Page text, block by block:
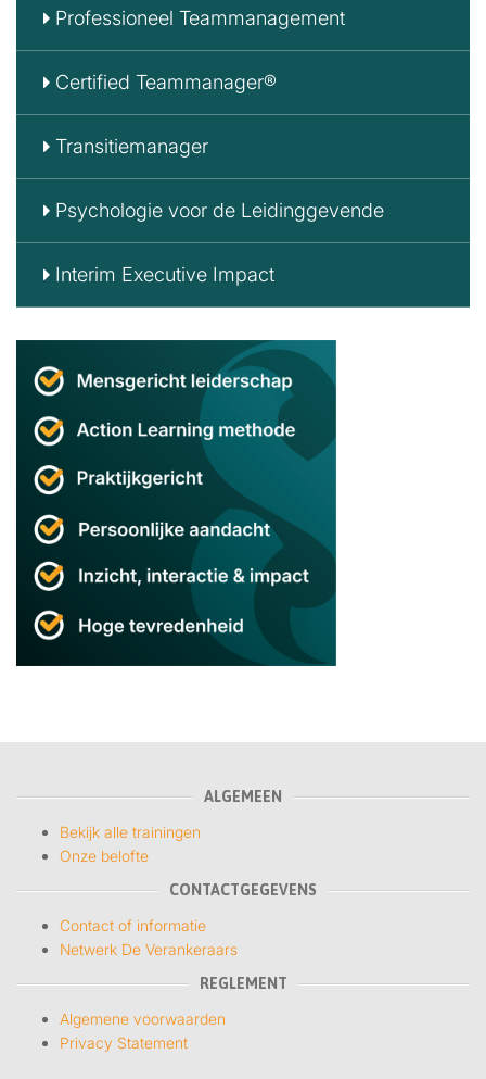
Professioneel Teammanagement
Certified Teammanager®
Transitiemanager
Psychologie voor de Leidinggevende
Interim Executive Impact
ALGEMEEN
Bekijk alle trainingen
Onze belofte
CONTACTGEGEVENS
Contact of informatie
Netwerk De Verankeraars
REGLEMENT
Algemene voorwaarden
Privacy Statement